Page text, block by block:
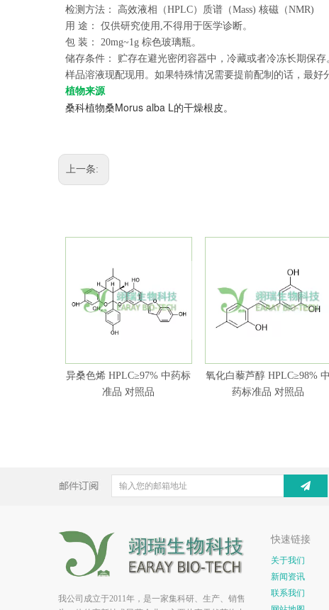
检测方法：
高效液相（HPLC）质谱（Mass) 核磁（NMR)
用 途： 仅供研究使用 不得用于医学诊断。
包 装： 20mg~1g 棕色玻璃瓶。
储存条件：
贮存在避光密闭容器中，冷藏或者冷冻长期保存
样品溶液现配现用。如果特殊情况需要提前配制的话，最好
植物来源
桑科植物桑Morus alba L的干燥根皮。
上一条:
异桑色烯 HPLC≥97% 中药标
准品 对照品
氧化白藜芦醇 HPLC≥98% 中
药标准品 对照品
我公司成立于2011年，是一家集科研、生产、销售
快速链接
关于我们
新闻资讯
联系我们